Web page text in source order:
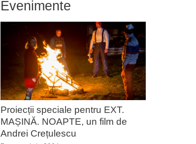
Evenimente
Proiecții speciale pentru EXT.
MAȘINĂ. NOAPTE, un film de
Andrei Crețulescu